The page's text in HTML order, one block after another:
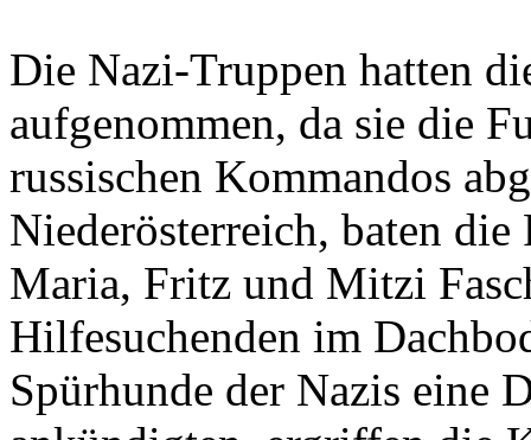
Die Nazi-Truppen hatten
aufgenommen, da sie die
russischen Kommandos
Niederösterreich, baten
Maria, Fritz und Mitzi
Hilfesuchenden im
Spürhunde der Nazis eine
ankündigten, ergriffen die